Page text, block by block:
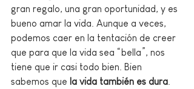
gran regalo, una gran oportunidad, y es
bueno amar la vida. Aunque a veces,
podemos caer en la tentación de creer
que para que la vida sea “bella”, nos
tiene que ir casi todo bien. Bien
sabemos que la vida también es dura